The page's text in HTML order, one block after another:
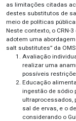
as limitações citadas
destes substitutos de
meio de políticas
Neste contexto, o CRN-
adotem uma
salt substitutes” da
Avaliação
realizar uma
possíveis
Educação
ingestão de sódio
ultraprocessados,
sal de ervas, e o
considerando o